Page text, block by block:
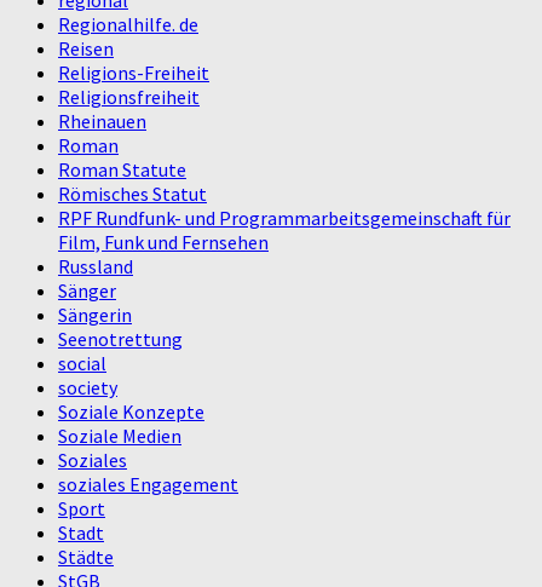
Regionalhilfe. de
Reisen
Religions-Freiheit
Religionsfreiheit
Rheinauen
Roman
Roman Statute
Römisches Statut
RPF Rundfunk- und Programmarbeitsgemeinschaft für
Film, Funk und Fernsehen
Russland
Sänger
Sängerin
Seenotrettung
social
society
Soziale Konzepte
Soziale Medien
Soziales
soziales Engagement
Sport
Stadt
Städte
StGB